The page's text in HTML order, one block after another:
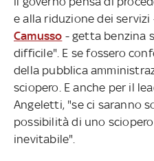
e alla riduzione dei servizi
Camusso - getta benzina
difficile". E se fossero
della pubblica
sciopero. E anche per il
Angeletti, "se ci saranno
possibilità di uno
inevitabile".